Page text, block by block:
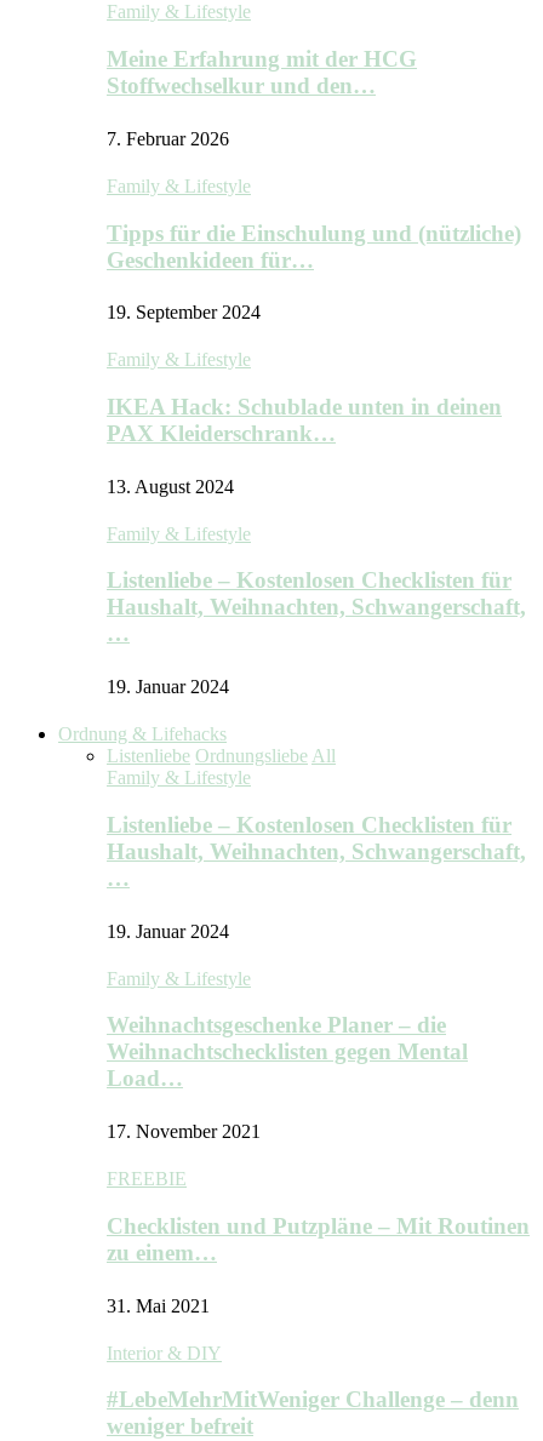
Family & Lifestyle
Meine Erfahrung mit der HCG
Stoffwechselkur und den…
7. Februar 2026
Family & Lifestyle
Tipps für die Einschulung und (nützliche)
Geschenkideen für…
19. September 2024
Family & Lifestyle
IKEA Hack: Schublade unten in deinen
PAX Kleiderschrank…
13. August 2024
Family & Lifestyle
Listenliebe – Kostenlosen Checklisten für
Haushalt, Weihnachten, Schwangerschaft,
…
19. Januar 2024
Ordnung & Lifehacks
Listenliebe Ordnungsliebe All
Family & Lifestyle
Listenliebe – Kostenlosen Checklisten für
Haushalt, Weihnachten, Schwangerschaft,
…
19. Januar 2024
Family & Lifestyle
Weihnachtsgeschenke Planer – die
Weihnachtschecklisten gegen Mental
Load…
17. November 2021
FREEBIE
Checklisten und Putzpläne – Mit Routinen
zu einem…
31. Mai 2021
Interior & DIY
#LebeMehrMitWeniger Challenge – denn
weniger befreit